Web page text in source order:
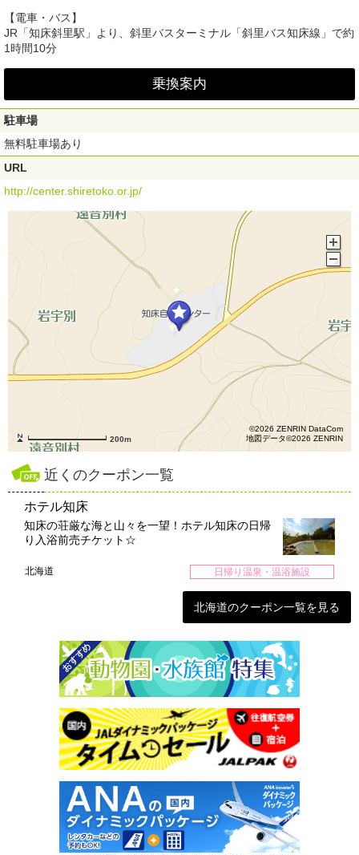
【電車・バス】
JR「知床斜里駅」より、斜里バスターミナル「斜里バス知床線」で約
1時間10分
乗換案内
駐車場
無料駐車場あり
URL
http://center.shiretoko.or.jp/
200m
©2026 ZENRIN DataCom
地図データ©2026 ZENRIN
近くのクーポン一覧
ホテル知床
知床の荘厳な海と山々を一望！ホテル知床の日帰
り入浴前売チケット☆
北海道 日帰り温泉・温浴施設
北海道のクーポン一覧を見る